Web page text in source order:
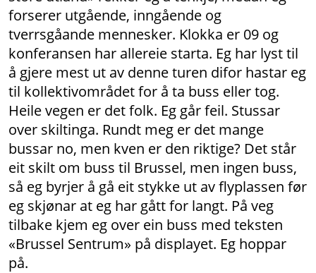
forserer utgående, inngående og
tverrsgåande mennesker. Klokka er 09 og
konferansen har allereie starta. Eg har lyst til
å gjere mest ut av denne turen difor hastar eg
til kollektivområdet for å ta buss eller tog.
Heile vegen er det folk. Eg går feil. Stussar
over skiltinga. Rundt meg er det mange
bussar no, men kven er den riktige? Det står
eit skilt om buss til Brussel, men ingen buss,
så eg byrjer å gå eit stykke ut av flyplassen før
eg skjønar at eg har gått for langt. På veg
tilbake kjem eg over ein buss med teksten
«Brussel Sentrum» på displayet. Eg hoppar
på.